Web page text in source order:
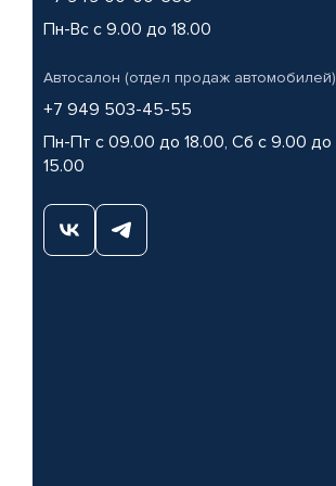
Пн-Вс с 9.00 до 18.00
Автосалон (отдел продаж автомобилей)
+7 949 503-45-55
Пн-Пт с 09.00 до 18.00, Сб с 9.00 до
15.00